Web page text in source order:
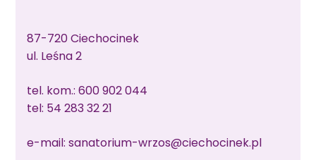
87-720 Ciechocinek
ul. Leśna 2
tel. kom.:600 902 044
tel: 54 283 32 21
e-mail:sanatorium-wrzos@ciechocinek.pl